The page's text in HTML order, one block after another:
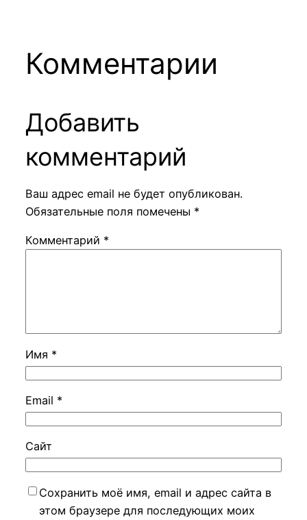
Комментарии
Добавить
комментарий
Ваш адрес email не будет опубликован.
Обязательные поля помечены *
Комментарий *
Имя *
Email *
Сайт
Сохранить моё имя, email и адрес сайта в
этом браузере для последующих моих